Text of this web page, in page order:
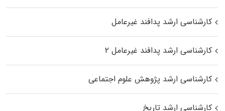
کارشناسی ارشد پدافند غیرعامل
کارشناسی ارشد پدافند غیرعامل ۲
کارشناسی ارشد پژوهش علوم اجتماعی
کارشناسی ارشد تاریخ